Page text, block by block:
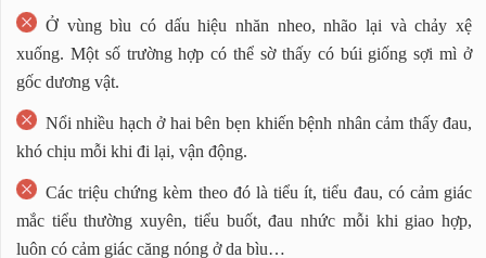
Ở vùng bìu có dấu hiệu nhăn nheo, nhão lại và chảy xệ
xuống. Một số trường hợp có thể sờ thấy có búi giống sợi mì ở
gốc dương vật.
Nổi nhiều hạch ở hai bên bẹn khiến bệnh nhân cảm thấy đau,
khó chịu mỗi khi đi lại, vận động.
Các triệu chứng kèm theo đó là tiểu ít, tiểu đau, có cảm giác
mắc tiểu thường xuyên, tiểu buốt, đau nhức mỗi khi giao hợp,
luôn có cảm giác căng nóng ở da bìu…